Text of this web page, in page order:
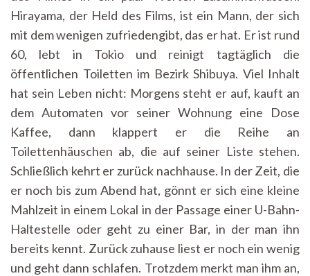
Hirayama, der Held des Films, ist ein Mann, der sich
mit dem wenigen zufriedengibt, das er hat. Er ist rund
60, lebt in Tokio und reinigt tagtäglich die
öffentlichen Toiletten im Bezirk Shibuya. Viel Inhalt
hat sein Leben nicht: Morgens steht er auf, kauft an
dem Automaten vor seiner Wohnung eine Dose
Kaffee, dann klappert er die Reihe an
Toilettenhäuschen ab, die auf seiner Liste stehen.
Schließlich kehrt er zurück nachhause. In der Zeit, die
er noch bis zum Abend hat, gönnt er sich eine kleine
Mahlzeit in einem Lokal in der Passage einer U-Bahn-
Haltestelle oder geht zu einer Bar, in der man ihn
bereits kennt. Zurück zuhause liest er noch ein wenig
und geht dann schlafen. Trotzdem merkt man ihm an,